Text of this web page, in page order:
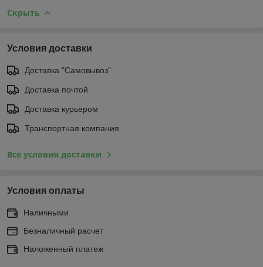
Скрыть
Условия доставки
Доставка "Самовывоз"
Доставка почтой
Доставка курьером
Транспортная компания
Все условия доставки
Условия оплаты
Наличными
Безналичный расчет
Наложенный платеж